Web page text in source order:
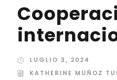
LUGLIO 3, 2024
KATHERINE MUÑOZ